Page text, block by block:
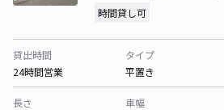
時間貸し可
貸出時間
24時間営業
タイプ
平置き
長さ
車幅